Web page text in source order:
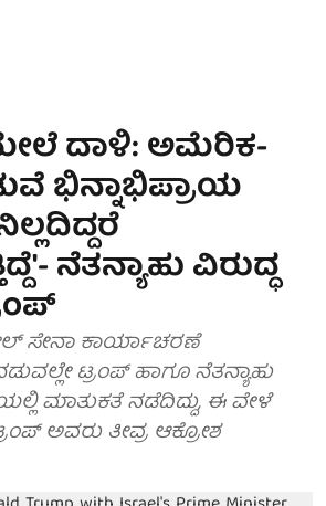
ದಾಳಿ: ಅಮೆರಿಕ-
ಭಿನ್ನಾಭಿಪ್ರಾಯ
ನೆತನ್ಯಾಹು ವಿರುದ್ಧ
ಸೇನಾ ಕಾರ್ಯಾಚರಣೆ
ಟ್ರಂಪ್ ಹಾಗೂ ನೆತನ್ಯಾಹು
ಮಾತುಕತೆ ನಡೆದಿದ್ದು, ಈ ವೇಳೆ
ಅವರು ತೀವ್ರ ಆಕ್ರೋಶ